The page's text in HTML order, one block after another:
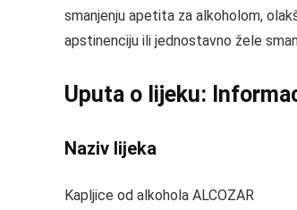
smanjenju apetita za alkoholom,
apstinenciju ili jednostavno žele
Uputa o lijeku:
Naziv lijeka
Kapljice od alkohola ALCOZAR